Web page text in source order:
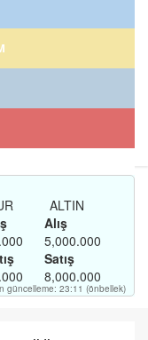
süreç sona erdi, hukuk